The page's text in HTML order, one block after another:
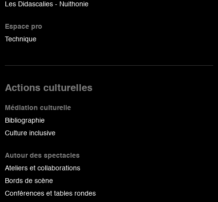
Les Didascalies - Nuithonie
Espace pro
Technique
Actions culturelles
Médiation culturelle
Bibliographie
Culture inclusive
Autour des spectacles
Ateliers et collaborations
Bords de scène
Conférences et tables rondes